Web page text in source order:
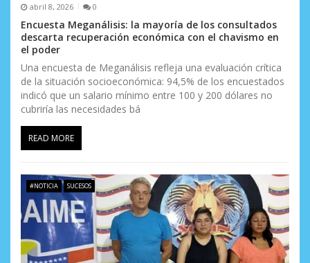
a
s
abril 8, 2026 0
Encuesta Meganálisis: la mayoría de los consultados
descarta recuperación económica con el chavismo en
el poder
Una encuesta de Meganálisis refleja una evaluación crítica
de la situación socioeconómica: 94,5% de los encuestados
indicó que un salario mínimo entre 100 y 200 dólares no
cubriría las necesidades bá
READ MORE
#NOTICIA SUCESOS